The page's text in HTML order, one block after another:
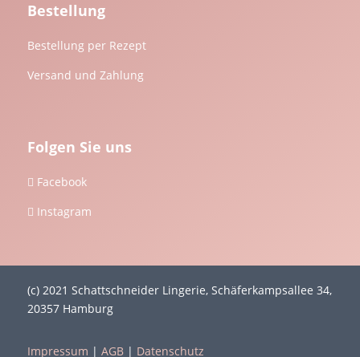
Bestellung
Bestellung per Rezept
Versand und Zahlung
Folgen Sie uns
 Facebook
 Instagram
(c) 2021 Schattschneider Lingerie, Schäferkampsallee 34,
20357 Hamburg
Impressum | AGB| Datenschutz